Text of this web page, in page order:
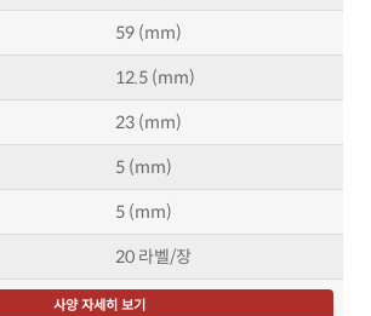
59 (mm)
12.5 (mm)
23 (mm)
5 (mm)
5 (mm)
20 라벨/장
사양 자세히 보기